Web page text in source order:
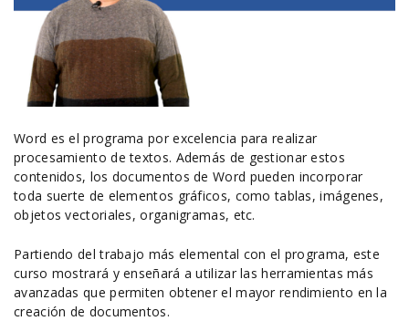
Word es el programa por excelencia para realizar
procesamiento de textos. Además de gestionar estos
contenidos, los documentos de Word pueden incorporar
toda suerte de elementos gráficos, como tablas, imágenes,
objetos vectoriales, organigramas, etc.
Partiendo del trabajo más elemental con el programa, este
curso mostrará y enseñará a utilizar las herramientas más
avanzadas que permiten obtener el mayor rendimiento en la
creación de documentos.